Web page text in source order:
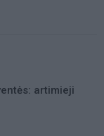
artimieji